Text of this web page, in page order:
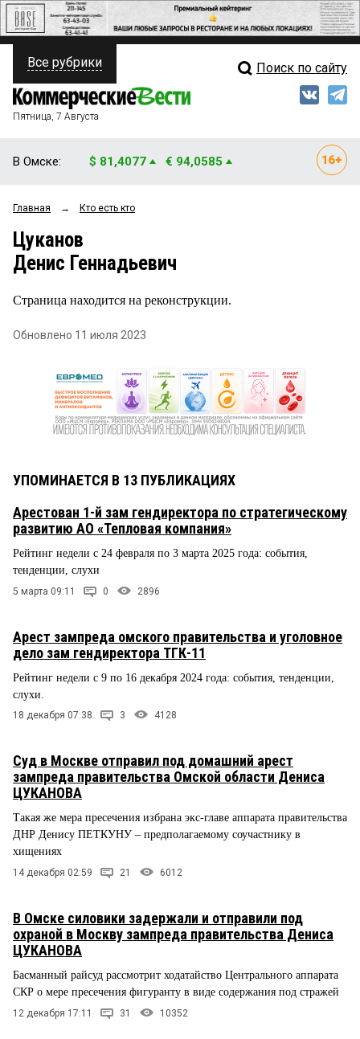
ПОЛИТИКА
ФИНАНСЫ
ОБЩЕСТВО
ЗАКОН
Свежий выпуск
Все рубрики Поиск по сайту
Пятница, 7 Августа
В Омске: $ 81,4077 € 94,0585
Главная → Кто есть кто
Цуканов
Денис Геннадьевич
Страница находится на реконструкции.
Обновлено 11 июля 2023
УПОМИНАЕТСЯ В 13 ПУБЛИКАЦИЯХ
Арестован 1-й зам гендиректора по стратегическому
развитию АО «Тепловая компания»
Рейтинг недели с 24 февраля по 3 марта 2025 года: события,
тенденции, слухи
5 марта 09:11 0 2896
Арест зампреда омского правительства и уголовное
дело зам гендиректора ТГК-11
Рейтинг недели с 9 по 16 декабря 2024 года: события, тенденции,
слухи.
18 декабря 07:38 3 4128
Суд в Москве отправил под домашний арест
зампреда правительства Омской области Дениса
ЦУКАНОВА
Такая же мера пресечения избрана экс-главе аппарата правительства
ДНР Денису ПЕТКУНУ – предполагаемому соучастнику в
хищениях
14 декабря 02:59 21 6012
В Омске силовики задержали и отправили под
охраной в Москву зампреда правительства Дениса
ЦУКАНОВА
Басманный райсуд рассмотрит ходатайство Центрального аппарата
СКР о мере пресечения фигуранту в виде содержания под стражей
12 декабря 17:11 31 10352